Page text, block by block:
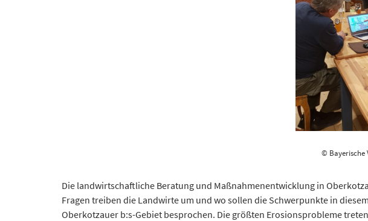
© Bayerische
Die landwirtschaftliche Beratung und Maßnahmenentwicklung in
Fragen treiben die Landwirte um und wo sollen die Schwerpunkte in
Oberkotzauer b:s-Gebiet besprochen. Die größten Erosionsprobleme